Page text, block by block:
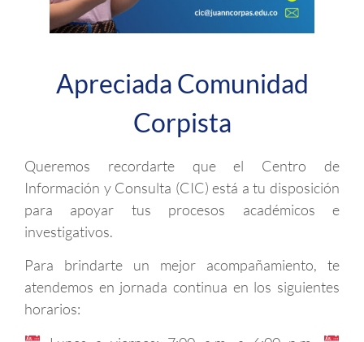
Apreciada Comunidad
Corpista
Queremos recordarte que el Centro de
Información y Consulta (CIC) está a tu disposición
para apoyar tus procesos académicos e
investigativos.
Para brindarte un mejor acompañamiento, te
atendemos en jornada continua en los siguientes
horarios: